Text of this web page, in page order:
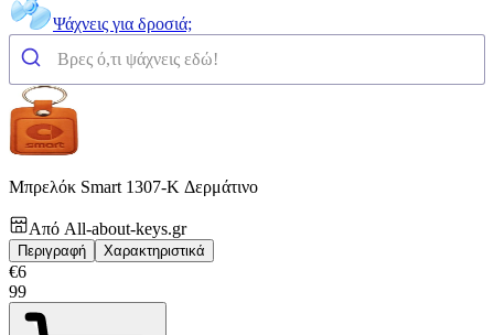
Ψάχνεις για δροσιά;
Μπρελόκ Smart 1307-K Δερμάτινο
Από All-about-keys.gr
Περιγραφή Χαρακτηριστικά
€6
99